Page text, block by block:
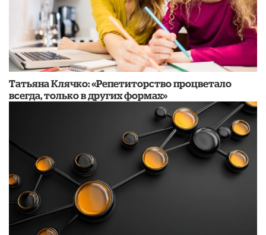
​Татьяна Клячко: «Репетиторство процветало
всегда, только в других формах»